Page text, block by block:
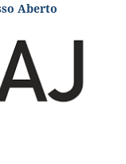
Aberto